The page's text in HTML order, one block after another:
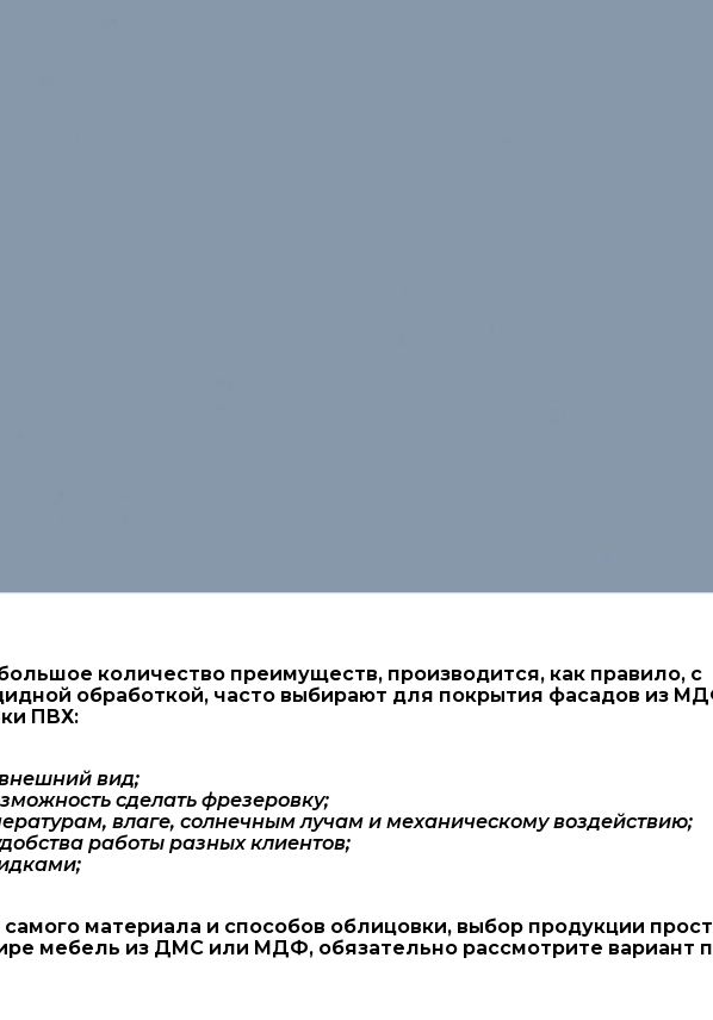
количество преимуществ, производится, как правило, с
обработкой, часто выбирают для покрытия фасадов из
ПВХ:
вид;
сделать фрезеровку;
влаге, солнечным лучам и механическому воздействию;
работы разных клиентов;
материала и способов облицовки, выбор продукции
мебель из ДМС или МДФ, обязательно рассмотрите вариант